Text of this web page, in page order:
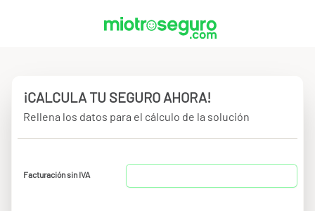
¡CALCULA TU SEGURO AHORA!
Rellena los datos para el cálculo de la solución
Facturación sin IVA